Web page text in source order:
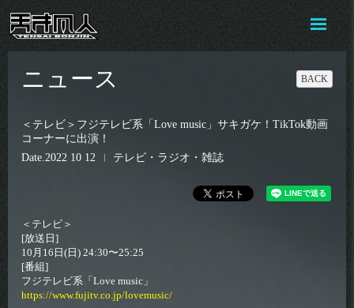
ニュース BACK
＜テレビ＞フジテレビ系「Love music」サキガケ！TikTok動画
コーナーに出演！
Date 2022 10 12 テレビ・ラジオ・雑誌
＜テレビ＞
[放送日]
10月16日(日) 24:30〜25:25
[番組]
フジテレビ系「Love music」
https://www.fujitv.co.jp/lovemusic/